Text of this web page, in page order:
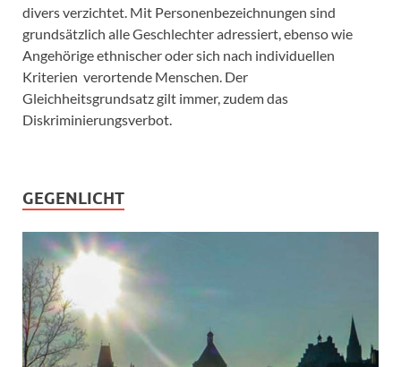
divers verzichtet. Mit Personenbezeichnungen sind
grundsätzlich alle Geschlechter adressiert, ebenso wie
Angehörige ethnischer oder sich nach individuellen
Kriterien verortende Menschen. Der
Gleichheitsgrundsatz gilt immer, zudem das
Diskriminierungsverbot.
GEGENLICHT